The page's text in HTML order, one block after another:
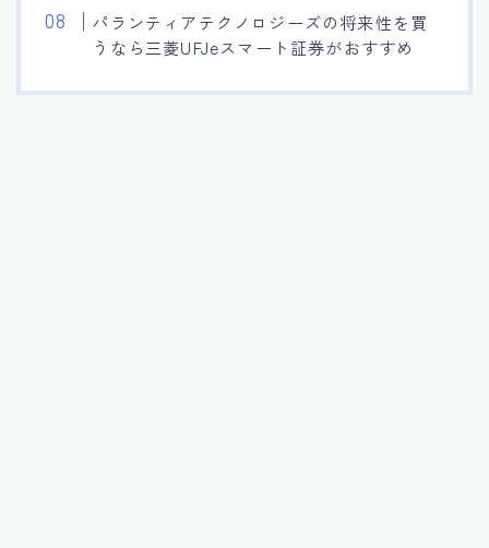
パランティアテクノロジーズの将来性を買
うなら三菱UFJeスマート証券がおすすめ